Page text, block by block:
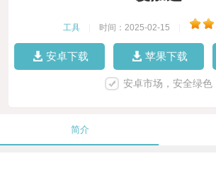
工具 时间：2025-02-15
安卓下载 苹果下载
安卓市场，安全绿色
简介